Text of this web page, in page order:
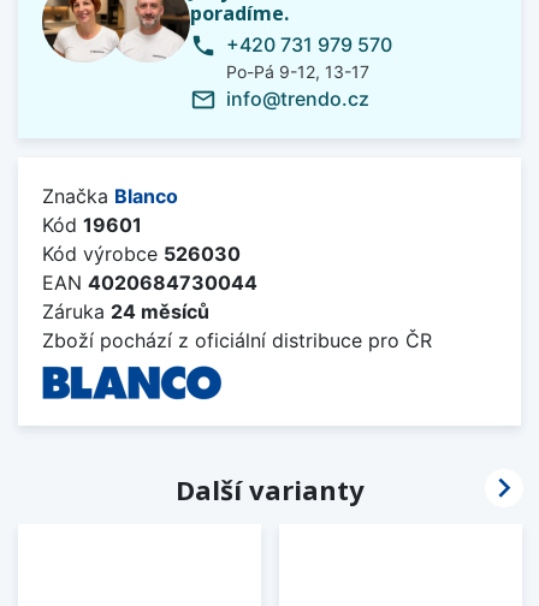
poradíme.
phone +420 731 979 570
Po-Pá 9-12, 13-17
mail_outline info@trendo.cz
Značka Blanco
Kód 19601
Kód výrobce 526030
EAN 4020684730044
Záruka 24 měsíců
Zboží pochází z oficiální distribuce pro ČR
Další varianty 